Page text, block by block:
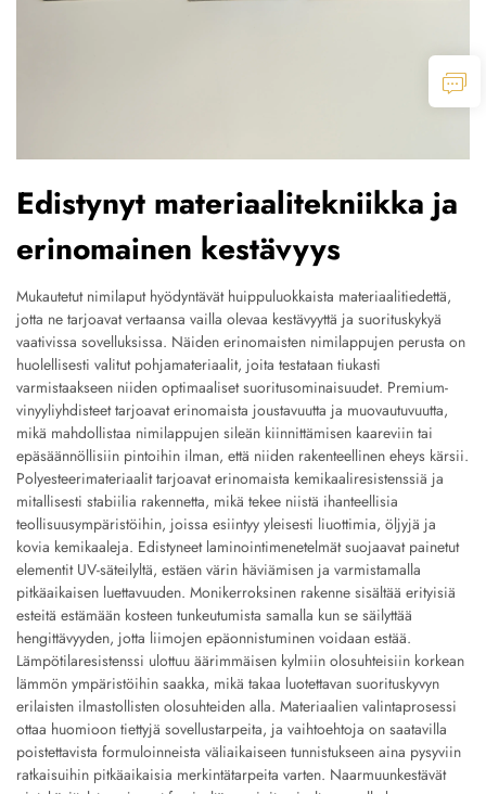
Edistynyt materiaalitekniikka ja
erinomainen kestävyys
Mukautetut nimilaput hyödyntävät huippuluokkaista materiaalitiedettä,
jotta ne tarjoavat vertaansa vailla olevaa kestävyyttä ja suorituskykyä
vaativissa sovelluksissa. Näiden erinomaisten nimilappujen perusta on
huolellisesti valitut pohjamateriaalit, joita testataan tiukasti
varmistaakseen niiden optimaaliset suoritusominaisuudet. Premium-
vinyyliyhdisteet tarjoavat erinomaista joustavuutta ja muovautuvuutta,
mikä mahdollistaa nimilappujen sileän kiinnittämisen kaareviin tai
epäsäännöllisiin pintoihin ilman, että niiden rakenteellinen eheys kärsii.
Polyesteerimateriaalit tarjoavat erinomaista kemikaaliresistenssiä ja
mitallisesti stabiilia rakennetta, mikä tekee niistä ihanteellisia
teollisuusympäristöihin, joissa esiintyy yleisesti liuottimia, öljyjä ja
kovia kemikaaleja. Edistyneet laminointimenetelmät suojaavat painetut
elementit UV-säteilyltä, estäen värin häviämisen ja varmistamalla
pitkäaikaisen luettavuuden. Monikerroksinen rakenne sisältää erityisiä
esteitä estämään kosteen tunkeutumista samalla kun se säilyttää
hengittävyyden, jotta liimojen epäonnistuminen voidaan estää.
Lämpötilaresistenssi ulottuu äärimmäisen kylmiin olosuhteisiin korkean
lämmön ympäristöihin saakka, mikä takaa luotettavan suorituskyvyn
erilaisten ilmastollisten olosuhteiden alla. Materiaalien valintaprosessi
ottaa huomioon tiettyjä sovellustarpeita, ja vaihtoehtoja on saatavilla
poistettavista formuloinneista väliaikaiseen tunnistukseen aina pysyviin
ratkaisuihin pitkäaikaisia merkintätarpeita varten. Naarmuunkestävät